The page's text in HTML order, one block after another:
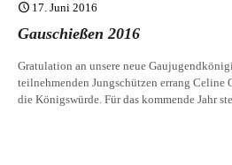
17. Juni 2016
Gauschießen 2016
Gratulation an unsere neue
teilnehmenden Jungschützen errang Celine
die Königswürde. Für das kommende Jahr